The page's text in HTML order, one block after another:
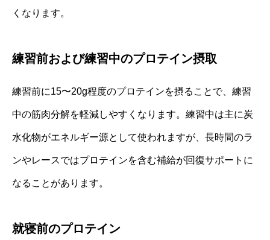
くなります。
練習前および練習中のプロテイン摂取
練習前に15〜20g程度のプロテインを摂ることで、練習
中の筋肉分解を軽減しやすくなります。練習中は主に炭
水化物がエネルギー源として使われますが、長時間のラ
ンやレースではプロテインを含む補給が回復サポートに
なることがあります。
就寝前のプロテイン